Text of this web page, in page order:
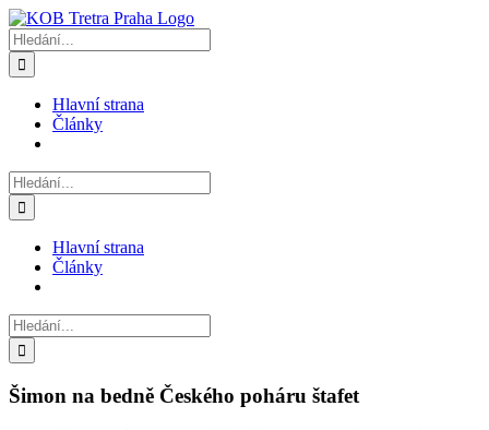
Přeskočit
na
obsah
Hledat:
Hlavní strana
Články
Hledat:
Hlavní strana
Články
Hledat:
Šimon na bedně Českého poháru štafet